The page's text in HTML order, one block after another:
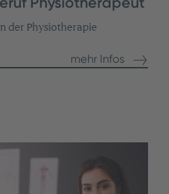
der Physiotherapie
mehr Infos